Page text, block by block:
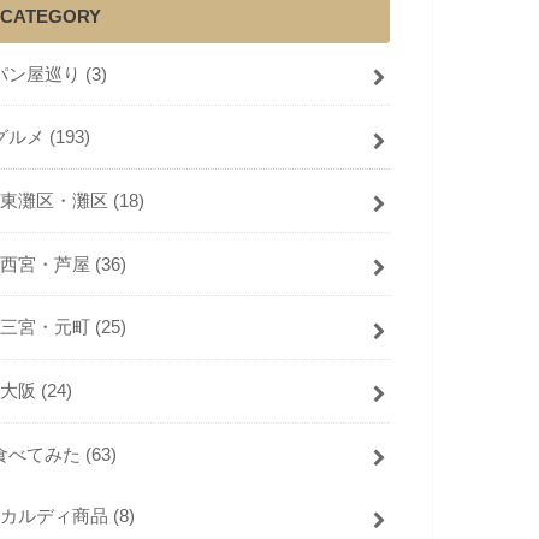
CATEGORY
ン屋巡り (3)
ルメ (193)
東灘区・灘区 (18)
西宮・芦屋 (36)
三宮・元町 (25)
大阪 (24)
べてみた (63)
カルディ商品 (8)